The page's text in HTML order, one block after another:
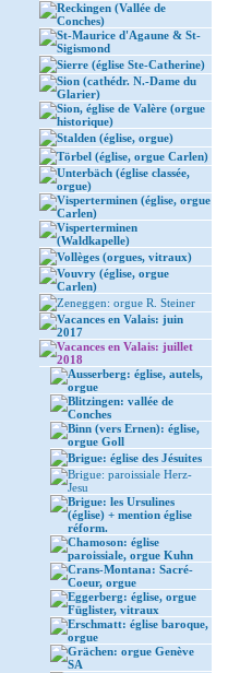
Reckingen (Vallée de
Conches)
St-Maurice d'Agaune & St-
Sigismond
Sierre (église Ste-Catherine)
Sion (cathédr. N.-Dame du
Glarier)
Sion, église de Valère (orgue
historique)
Stalden (église, orgue)
Törbel (église, orgue Carlen)
Unterbäch (église classée,
orgue)
Visperterminen (église, orgue
Carlen)
Visperterminen
(Waldkapelle)
Vollèges (orgues, vitraux)
Vouvry (église, orgue
Carlen)
Zeneggen: orgue R. Steiner
Vacances en Valais: juin
2017
Vacances en Valais: juillet
2018
Ausserberg: église, autels,
orgue
Blitzingen: vallée de
Conches
Binn (vers Ernen): église,
orgue Goll
Brigue: église des Jésuites
Brigue: paroissiale Herz-
Jesu
Brigue: les Ursulines
(église) + mention église
réform.
Chamoson: église
paroissiale, orgue Kuhn
Crans-Montana: Sacré-
Coeur, orgue
Eggerberg: église, orgue
Füglister, vitraux
Erschmatt: église baroque,
orgue
Grächen: orgue Genève
SA